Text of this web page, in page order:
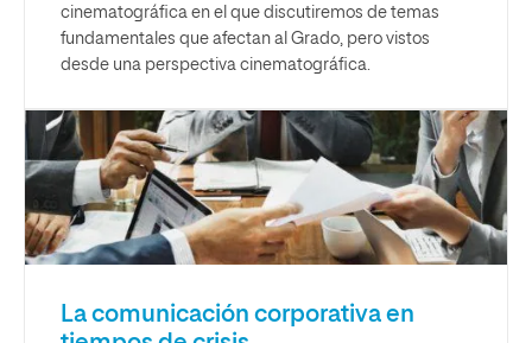
cinematográfica en el que discutiremos de temas
fundamentales que afectan al Grado, pero vistos
desde una perspectiva cinematográfica.
La comunicación corporativa en